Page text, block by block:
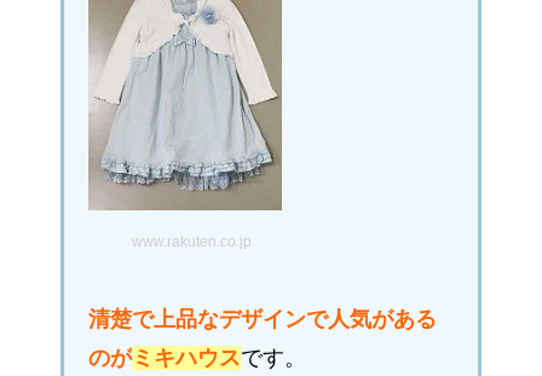
www.rakuten.co.jp
清楚で上品なデザインで人気がある
のが ミキハウスです。